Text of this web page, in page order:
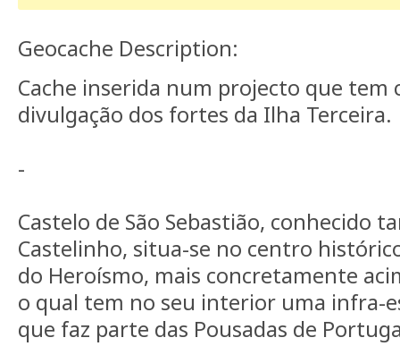
Geocache Description:
Cache inserida num projecto que tem
divulgação dos fortes da Ilha Terceira.
-
Castelo de São Sebastião, conhecido
Castelinho, situa-se no centro
do Heroísmo, mais concretamente
o qual tem no seu interior uma infra-
que faz parte das Pousadas de